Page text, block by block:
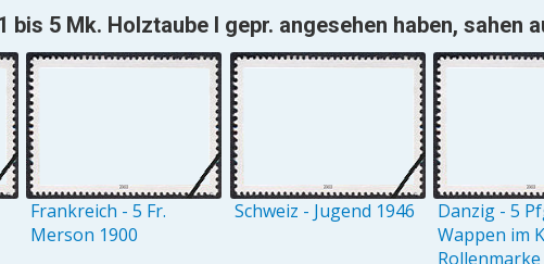
bis 5 Mk. Holztaube I gepr. angesehen haben, sahen
Frankreich - 5 Fr.
Merson 1900
Schweiz - Jugend 1946
Danzig - 5
Wappen im